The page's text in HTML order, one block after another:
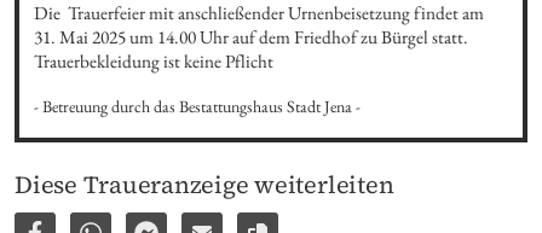
Die  Trauerfeier mit anschließender Urnenbeisetzung findet am
31. Mai 2025 um 14.00 Uhr auf dem Friedhof zu Bürgel statt.
Trauerbekleidung ist keine Pflicht
- Betreuung durch das Bestattungshaus Stadt Jena -
Diese Traueranzeige weiterleiten